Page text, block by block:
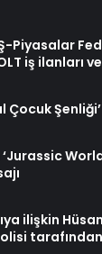
Piyasalar
iş ilanları
Çocuk
ilişkin